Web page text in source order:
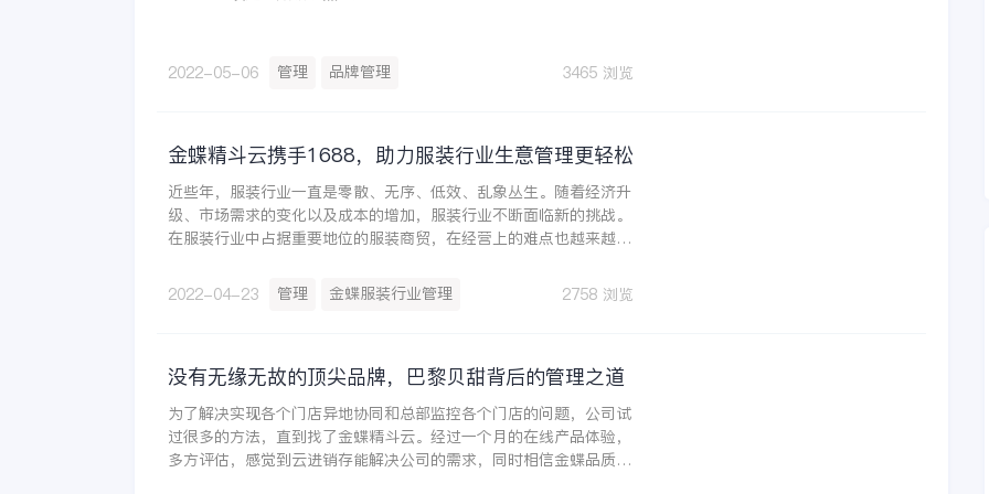
2022-05-06 管理 品牌管理 3465 浏览
金蝶精斗云携手1688，助力服装行业生意管理更轻松
近些年，服装行业一直是零散、无序、低效、乱象丛生。随着经济升
级、市场需求的变化以及成本的增加，服装行业不断面临新的挑战。
在服装行业中占据重要地位的服装商贸，在经营上的难点也越来越突
2022-04-23
管理 金蝶服装行业管理 2758 浏览
没有无缘无故的顶尖品牌，巴黎贝甜背后的管理之道
为了解决实现各个门店异地协同和总部监控各个门店的问题，公司试
过很多的方法，直到找了金蝶精斗云。经过一个月的在线产品体验，
多方评估，感觉到云进销存能解决公司的需求，同时相信金蝶品质，